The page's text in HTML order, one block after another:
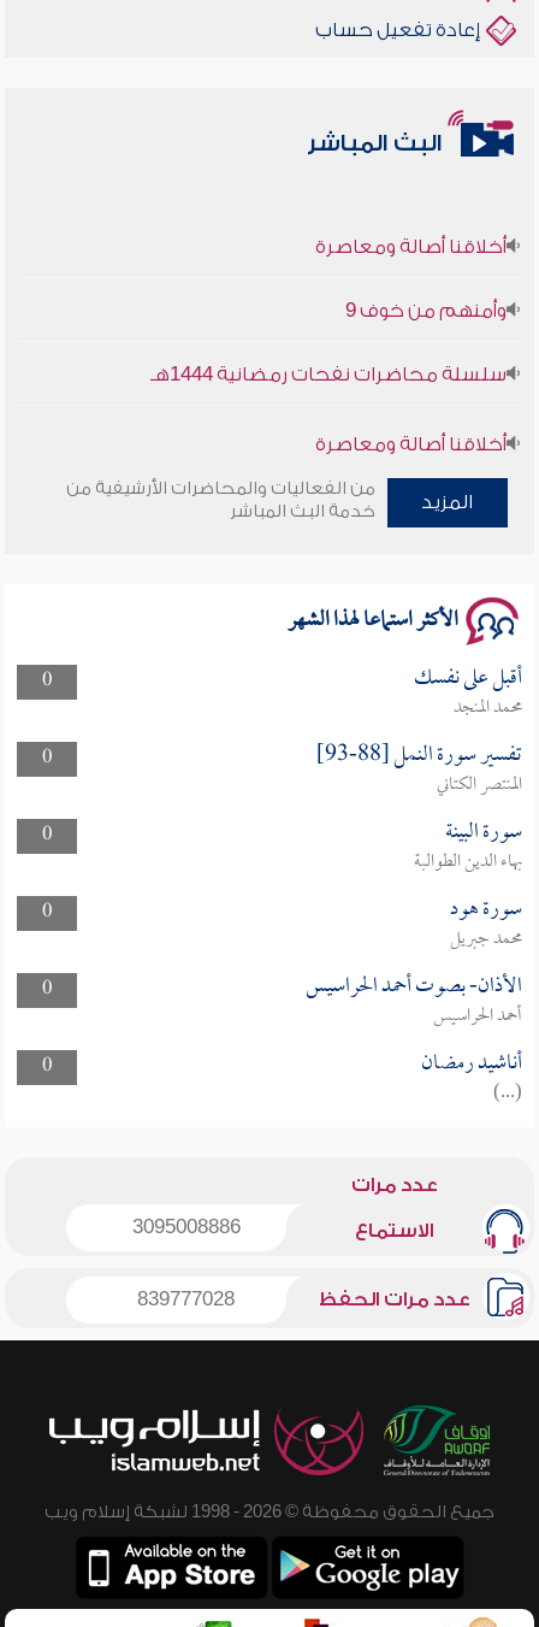
إعادة تفعيل حساب
البث المباشر
أخلاقنا أصالة ومعاصرة
وأمنهم من خوف 9
سلسلة محاضرات نفحات رمضانية 1444هـ
أخلاقنا أصالة ومعاصرة
وأمنهم من خوف 9
المزيد
من الفعاليات والمحاضرات الأرشيفية من
خدمة البث المباشر
الأكثر استماعا لهذا الشهر
0 أقبل على نفسك
محمد المنجد
0
تفسير سورة النمل [88-93]
المنتصر الكتاني
0
سورة البينة
بهاء الدين الطوالبة
0
سورة هود
محمد جبريل
0
الأذان- بصوت أحمد الحراسيس
أحمد الحراسيس
0
أناشيد رمضان
(...)
عدد مرات
الاستماع 3095008886
عدد مرات الحفظ 839777028
جميع الحقوق محفوظة © 2026 - 1998 لشبكة إسلام ويب